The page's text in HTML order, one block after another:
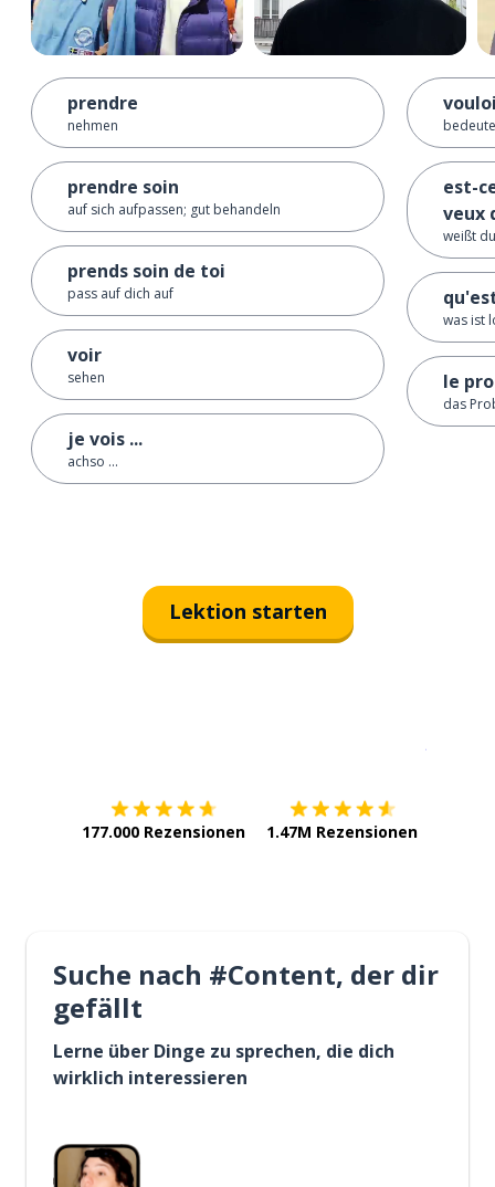
prendre
nehmen
prendre soin
auf sich aufpassen; gut behandeln
prends soin de toi
pass auf dich auf
voir
sehen
je vois ...
achso ...
est-
veux
weißt
was ist
le
das
Lektion starten
177.000 Rezensionen 1.47M Rezensionen
Suche nach #Content, der dir
gefällt
Lerne über Dinge zu sprechen, die dich
wirklich interessieren